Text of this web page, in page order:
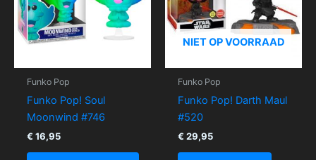
Funko Pop
Funko Pop! Soul
Moonwind #746
€ 16,95
NIET OP VOORRAAD
Funko Pop
Funko Pop! Darth Maul
#520
€ 29,95